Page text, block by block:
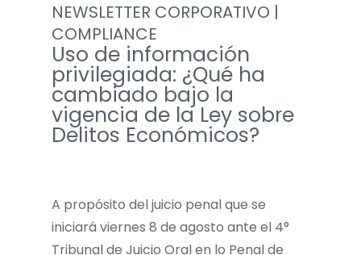
NEWSLETTER CORPORATIVO |
COMPLIANCE
Uso de información
privilegiada: ¿Qué ha
cambiado bajo la
vigencia de la Ley sobre
Delitos Económicos?
A propósito del juicio penal que se
iniciará viernes 8 de agosto ante el 4°
Tribunal de Juicio Oral en lo Penal de